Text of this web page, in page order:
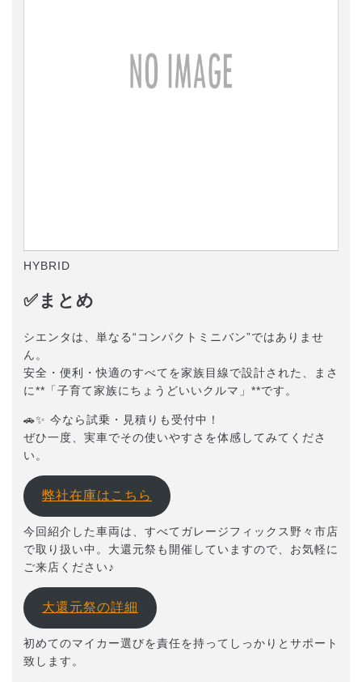
HYBRID
✅まとめ
シエンタは、単なる“コンパクトミニバン”ではありませ
ん。
安全・便利・快適のすべてを家族目線で設計された、まさ
に**「子育て家族にちょうどいいクルマ」**です。
🚗✨ 今なら試乗・見積りも受付中！
ぜひ一度、実車でその使いやすさを体感してみてくださ
い。
弊社在庫はこちら
今回紹介した車両は、すべてガレージフィックス野々市店
で取り扱い中。大還元祭も開催していますので、お気軽に
ご来店ください♪
大還元祭の詳細
初めてのマイカー選びを責任を持ってしっかりとサポート
致します。